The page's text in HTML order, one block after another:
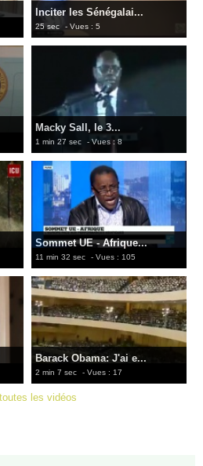
Inciter les Sénégalai...
25 sec - Vues : 5
Macky Sall, le 3...
1 min 27 sec - Vues : 8
Sommet UE - Afrique...
11 min 32 sec - Vues : 105
Barack Obama: J'ai e...
2 min 7 sec - Vues : 17
les vidéos